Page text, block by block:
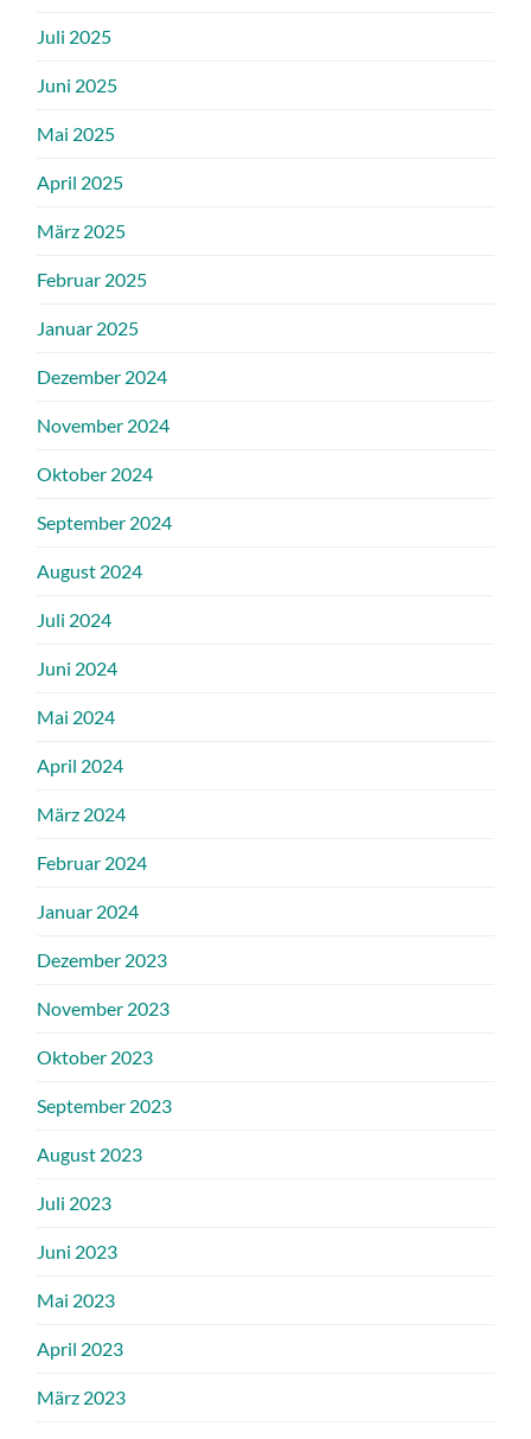
Juli 2025
Juni 2025
Mai 2025
April 2025
März 2025
Februar 2025
Januar 2025
Dezember 2024
November 2024
Oktober 2024
September 2024
August 2024
Juli 2024
Juni 2024
Mai 2024
April 2024
März 2024
Februar 2024
Januar 2024
Dezember 2023
November 2023
Oktober 2023
September 2023
August 2023
Juli 2023
Juni 2023
Mai 2023
April 2023
März 2023